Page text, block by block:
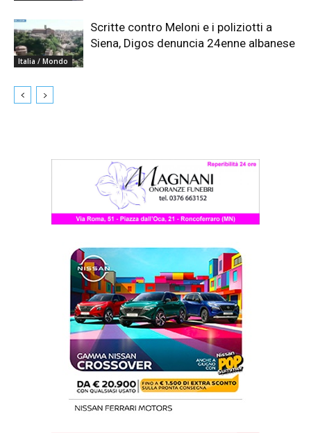
Italia / Mondo
Scritte contro Meloni e i poliziotti a
Siena, Digos denuncia 24enne albanese